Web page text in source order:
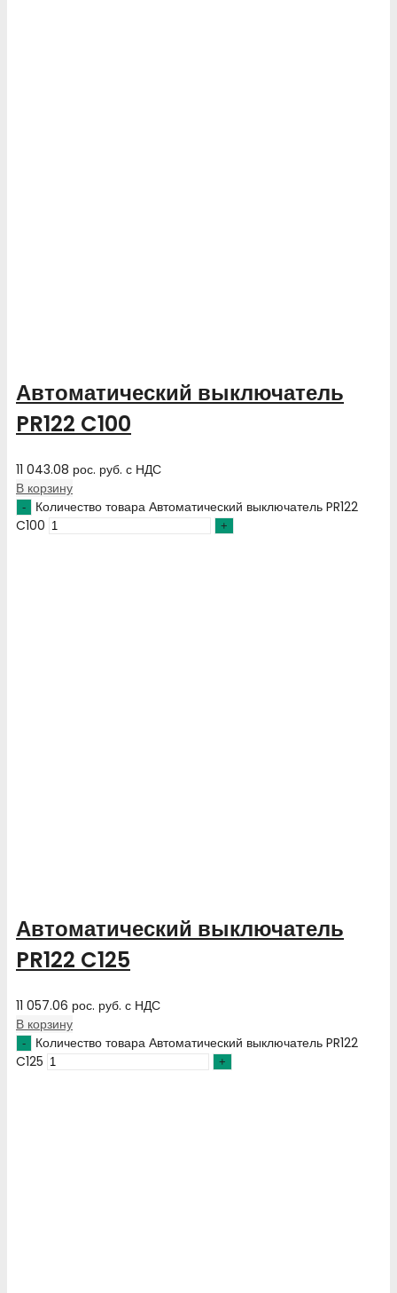
Автоматический выключатель
PR122 C100
11 043.08 рос. руб. с НДС
В корзину
Количество товара Автоматический выключатель PR122
C100
Автоматический выключатель
PR122 C125
11 057.06 рос. руб. с НДС
В корзину
Количество товара Автоматический выключатель PR122
C125